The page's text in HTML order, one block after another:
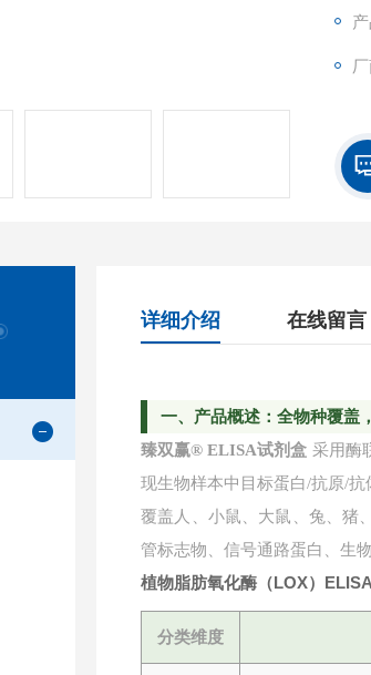
最
详细介绍 在线留言
一、产品概述：全物种覆盖
臻双赢® ELISA试剂盒 采用酶
现生物样本中目标蛋白/抗原/
覆盖人、小鼠、大鼠、兔、猪
管标志物、信号通路蛋白、生
植物脂肪氧化酶（LOX）
分类维度